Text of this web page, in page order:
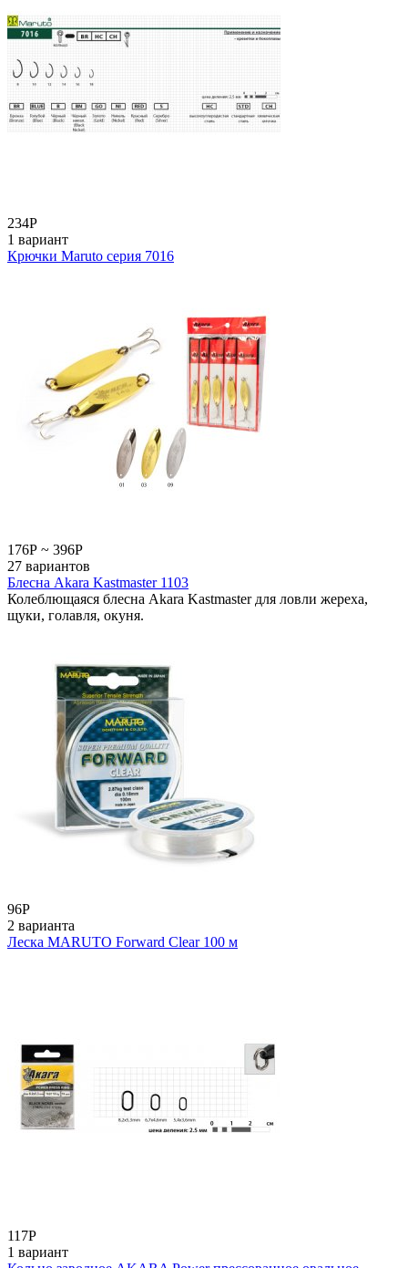
234Р
1 вариант
Крючки Maruto серия 7016
176Р ~ 396Р
27 вариантов
Блесна Akara Kastmaster 1103
Колеблющаяся блесна Akara Kastmaster для ловли жереха,
щуки, голавля, окуня.
96Р
2 варианта
Леска MARUTO Forward Clear 100 м
117Р
1 вариант